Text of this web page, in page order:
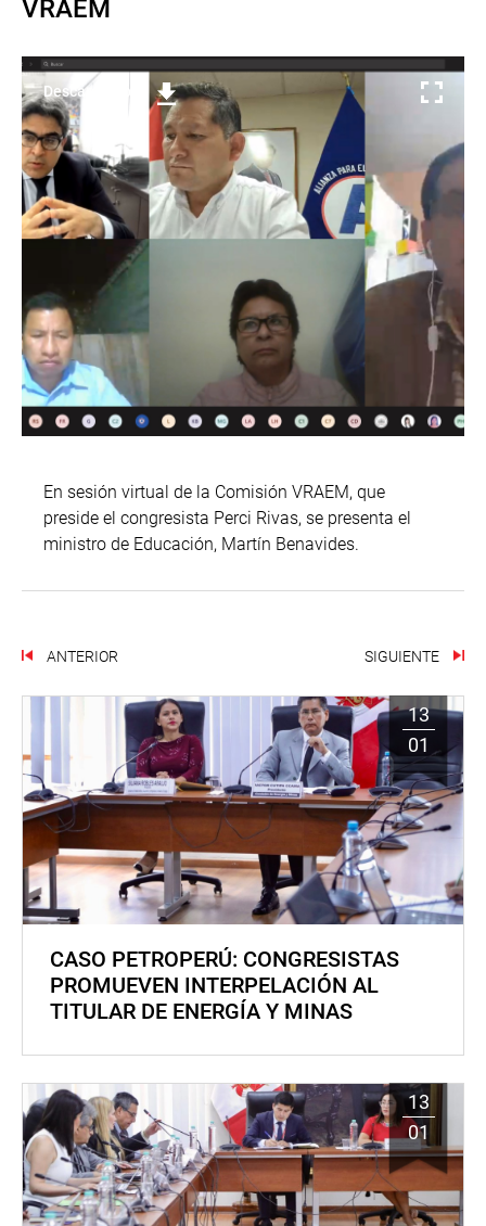
VRAEM
Descargar foto
En sesión virtual de la Comisión VRAEM, que
preside el congresista Perci Rivas, se presenta el
ministro de Educación, Martín Benavides.
ANTERIOR SIGUIENTE
13
01
CASO PETROPERÚ: CONGRESISTAS
PROMUEVEN INTERPELACIÓN AL
TITULAR DE ENERGÍA Y MINAS
13
01